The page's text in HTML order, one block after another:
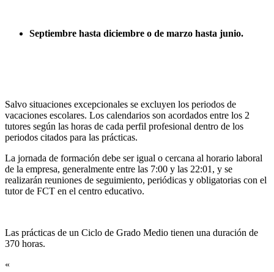
Septiembre hasta diciembre o de marzo hasta junio.
Salvo situaciones excepcionales se excluyen los periodos de
vacaciones escolares. Los calendarios son acordados entre los 2
tutores según las horas de cada perfil profesional dentro de los
periodos citados para las prácticas.
La jornada de formación debe ser igual o cercana al horario laboral
de la empresa, generalmente entre las 7:00 y las 22:01, y se
realizarán reuniones de seguimiento, periódicas y obligatorias con el
tutor de FCT en el centro educativo.
Las prácticas de un Ciclo de Grado Medio tienen una duración de
370 horas.
«